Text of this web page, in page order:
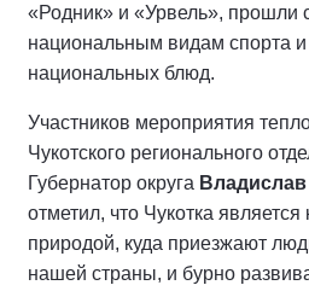
«Родник» и «Урвель», прошли
национальным видам спорта и
национальных блюд.
Участников мероприятия
Чукотского регионального
Губернатор округа
отметил, что Чукотка
природой, куда приезжают
нашей страны, и бурно